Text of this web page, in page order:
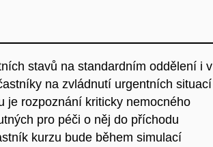
stavů na standardním oddělení i v
na zvládnutí urgentních situací
je rozpoznání kriticky nemocného
pro péči o něj do příchodu
kurzu bude během simulací